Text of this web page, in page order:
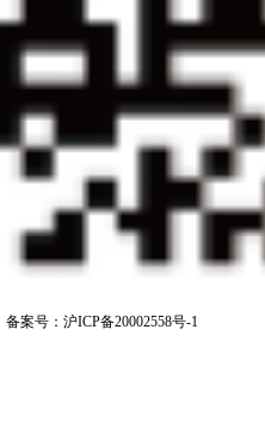
备案号：沪ICP备20002558号-1